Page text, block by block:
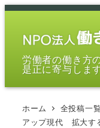
メ
労働者の働き方
是正に寄与しま
ホーム 全投稿一覧
アップ現代 拡大す